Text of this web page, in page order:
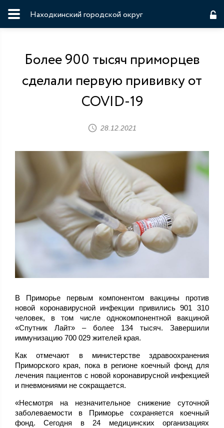
Находкинский городской округ
Более 900 тысяч приморцев
сделали первую прививку от
COVID-19
28.12.2021
В Приморье первым компонентом вакцины против
новой коронавирусной инфекции привились 901 310
человек, в том числе однокомпонентной вакциной
«Спутник Лайт» – более 134 тысяч. Завершили
иммунизацию 700 029 жителей края.
Как отмечают в министерстве здравоохранения
Приморского края, пока в регионе коечный фонд для
лечения пациентов с новой коронавирусной инфекцией
и пневмониями не сокращается.
«Несмотря на незначительное снижение суточной
заболеваемости в Приморье сохраняется коечный
фонд. Сегодня в 24 медицинских организациях